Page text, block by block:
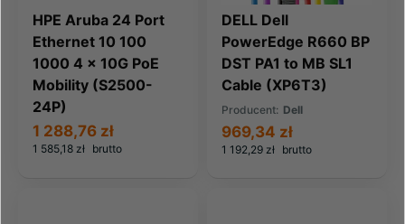
HPE Aruba 24 Port
Ethernet 10 100
1000 4 x 10G PoE
Mobility (S2500-
24P)
1 585,18 zł brutto
1 288,76 zł
DELL Dell
PowerEdge R660 BP
DST PA1 to MB SL1
Cable (XP6T3)
Producent: Dell
1 192,29 zł brutto
969,34 zł